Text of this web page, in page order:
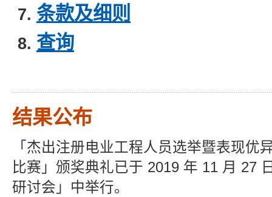
条款及细则
查询
结果公布
「杰出注册电业工程人员选举暨表现优
比赛」颁奖典礼已于 2019 年 11 月 27
研讨会」中举行。